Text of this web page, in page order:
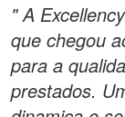
" A
que chegou
para a
prestados.